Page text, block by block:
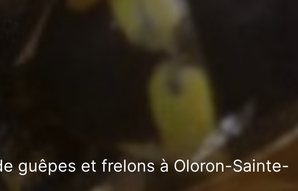
guêpes et frelons à Oloron-Sainte-